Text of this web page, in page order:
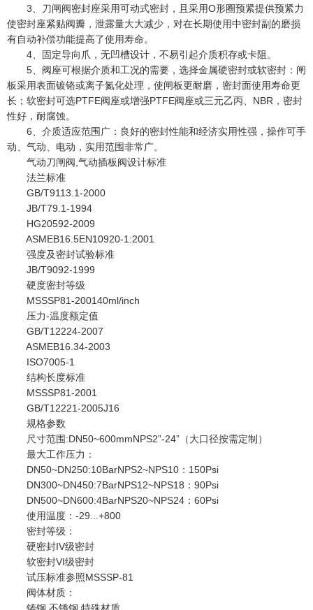
3、刀闸阀密封座采用可动式密封，且采用O形圈预紧提供预紧力
使密封座紧贴阀瓣，泄露量大大减少，对在长期使用中密封副的磨损
有自动补偿功能提高了使用寿命。
4、固定导向爪，无凹槽设计，不易引起介质积存或卡阻。
5、阀座可根据介质和工况的需要，选择金属硬密封或软密封：闸
板采用表面镀铬或离子氮化处理，使闸板更耐磨，密封面使用寿命更
长；软密封可选PTFE阀座或增强PTFE阀座或三元乙丙、NBR，密封
性好，耐腐蚀。
6、介质适应范围广：良好的密封性能和经济实用性强，操作可手
动、气动、电动，实用范围非常广。
气动刀闸阀,气动插板阀设计标准
法兰标准
GB/T9113.1-2000
JB/T79.1-1994
HG20592-2009
ASMEB16.5EN10920-1:2001
强度及密封试验标准
JB/T9092-1999
硬度密封等级
MSSSP81-200140ml/inch
压力-温度额定值
GB/T12224-2007
ASMEB16.34-2003
ISO7005-1
结构长度标准
MSSSP81-2001
GB/T12221-2005J16
规格参数
尺寸范围:DN50~600mmNPS2”-24”（大口径按需定制）
最大工作压力：
DN50~DN250:10BarNPS2~NPS10：150Psi
DN300~DN450:7BarNPS12~NPS18：90Psi
DN500~DN600:4BarNPS20~NPS24：60Psi
使用温度：-29...+800
密封等级：
硬密封IV级密封
软密封VI级密封
试压标准参照MSSSP-81
阀体材质：